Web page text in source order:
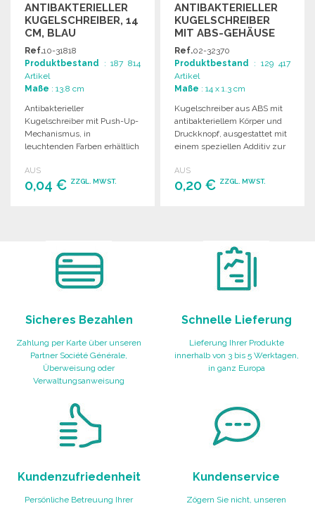
ANTIBAKTERIELLER
KUGELSCHREIBER, 14
CM, BLAU
Ref.10-31818
Produktbestand : 187 814
Artikel
Maße : 13.8 cm
Antibakterieller
Kugelschreiber mit Push-Up-
Mechanismus, in
leuchtenden Farben erhältlich
Tampographie geeignet.
Blaue Tintenpatrone.
AUS
0,04 € ZZGL. MWST.
ANTIBAKTERIELLER
KUGELSCHREIBER
MIT ABS-GEHÄUSE
Ref.02-32370
Produktbestand : 129 417
Artikel
Maße : 14 x 1.3 cm
Kugelschreiber aus ABS mit
antibakteriellem Körper und
Druckknopf, ausgestattet mit
einem speziellen Additiv zur
Blaue Tinte.
AUS
0,20 € ZZGL. MWST.
Sicheres Bezahlen
Zahlung per Karte über unseren
Partner Société Générale,
Überweisung oder
Verwaltungsanweisung
Schnelle Lieferung
Lieferung Ihrer Produkte
innerhalb von 3 bis 5 Werktagen,
in ganz Europa
Kundenzufriedenheit
Persönliche Betreuung Ihrer
Kundenservice
Zögern Sie nicht, unseren